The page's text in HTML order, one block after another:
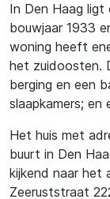
In Den Haag
bouwjaar 1933
woning heeft
het zuidoosten.
berging en een
slaapkamers; en
Het huis met
buurt in Den
kijkend naar het
Zeeruststraat